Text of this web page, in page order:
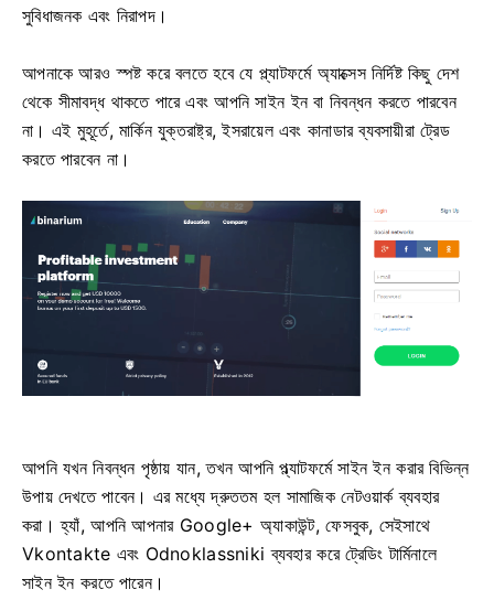
সুবিধাজনক এবং নিরাপদ।
আপনাকে আরও স্পষ্ট করে বলতে হবে যে প্ল্যাটফর্মে অ্যাক্সেস নির্দিষ্ট কিছু দেশ
থেকে সীমাবদ্ধ থাকতে পারে এবং আপনি সাইন ইন বা নিবন্ধন করতে পারবেন
না। এই মুহূর্তে, মার্কিন যুক্তরাষ্ট্র, ইসরায়েল এবং কানাডার ব্যবসায়ীরা ট্রেড
করতে পারবেন না।
আপনি যখন নিবন্ধন পৃষ্ঠায় যান, তখন আপনি প্ল্যাটফর্মে সাইন ইন করার বিভিন্ন
উপায় দেখতে পাবেন। এর মধ্যে দ্রুততম হল সামাজিক নেটওয়ার্ক ব্যবহার
করা। হ্যাঁ, আপনি আপনার Google+ অ্যাকাউন্ট, ফেসবুক, সেইসাথে
Vkontakte এবং Odnoklassniki ব্যবহার করে ট্রেডিং টার্মিনালে
সাইন ইন করতে পারেন।